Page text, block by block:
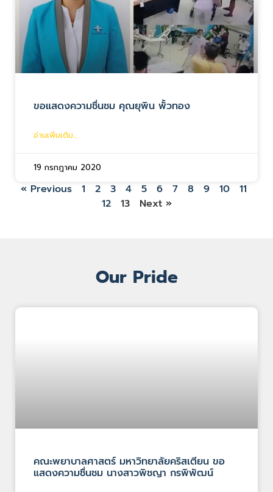
ขอแสดงความชื่นชม คุณยุพิน พั้วทอง
อ่านเพิ่มเติม...
19 กรกฎาคม 2020
« Previous 1 2 3 4 5 6 7 8 9 10
11
12
13 Next »
Our Pride
คณะพยาบาลศาสตร์ มหาวิทยาลัยคริสเตียน ขอ
แสดงความชื่นชม นางสาวพิชญา กรพิพัฒน์